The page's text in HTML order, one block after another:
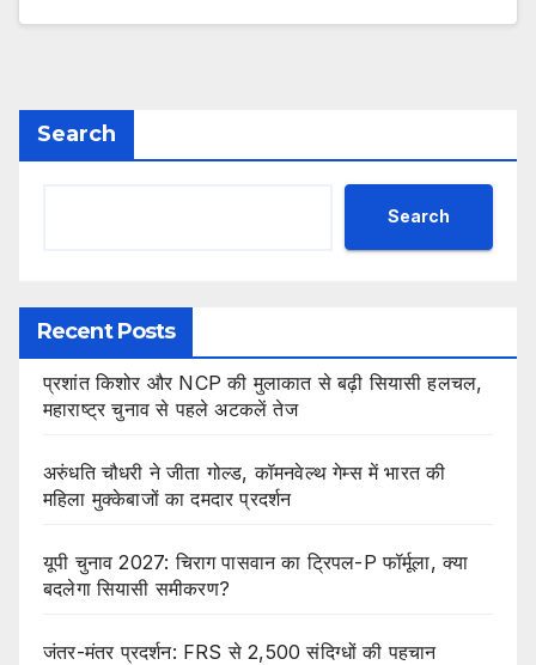
Search
Search
Recent Posts
प्रशांत किशोर और NCP की मुलाकात से बढ़ी सियासी हलचल,
महाराष्ट्र चुनाव से पहले अटकलें तेज
अरुंधति चौधरी ने जीता गोल्ड, कॉमनवेल्थ गेम्स में भारत की
महिला मुक्केबाजों का दमदार प्रदर्शन
यूपी चुनाव 2027: चिराग पासवान का ट्रिपल-P फॉर्मूला, क्या
बदलेगा सियासी समीकरण?
जंतर-मंतर प्रदर्शन: FRS से 2,500 संदिग्धों की पहचान